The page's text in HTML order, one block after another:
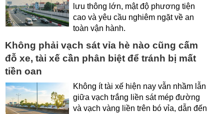
lưu thông lớn, mật độ phương tiện
cao và yêu cầu nghiêm ngặt về an
toàn vận hành.
Không phải vạch sát vỉa hè nào cũng cấm
đỗ xe, tài xế cần phân biệt để tránh bị mất
tiền oan
Không ít tài xế hiện nay vẫn nhầm lẫn
giữa vạch trắng liền sát mép đường
và vạch vàng liền trên bó vỉa, dẫn đến